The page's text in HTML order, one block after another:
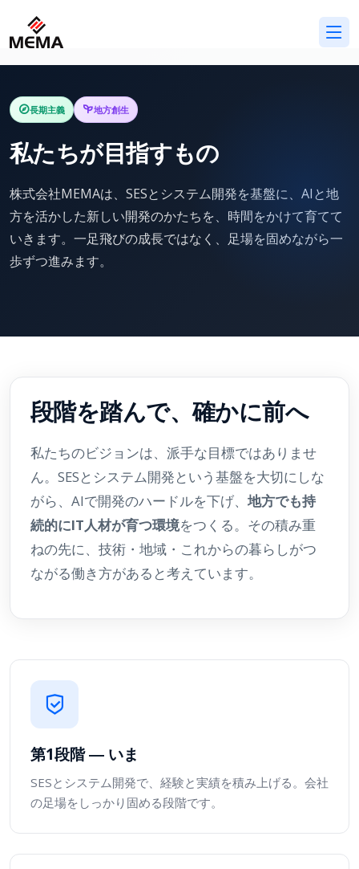
長期主義 地方創生
私たちが目指すもの
株式会社MEMAは、SESとシステム開発を基盤に、AIと地
方を活かした新しい開発のかたちを、時間をかけて育てて
いきます。一足飛びの成長ではなく、足場を固めながら一
歩ずつ進みます。
段階を踏んで、確かに前へ
私たちのビジョンは、派手な目標ではありませ
ん。SESとシステム開発という基盤を大切にしな
がら、AIで開発のハードルを下げ、 地方でも持
続的にIT人材が育つ環境をつくる。その積み重
ねの先に、技術・地域・これからの暮らしがつ
ながる働き方があると考えています。
第1段階 ― いま
SESとシステム開発で、経験と実績を積み上げる。会社
の足場をしっかり固める段階です。